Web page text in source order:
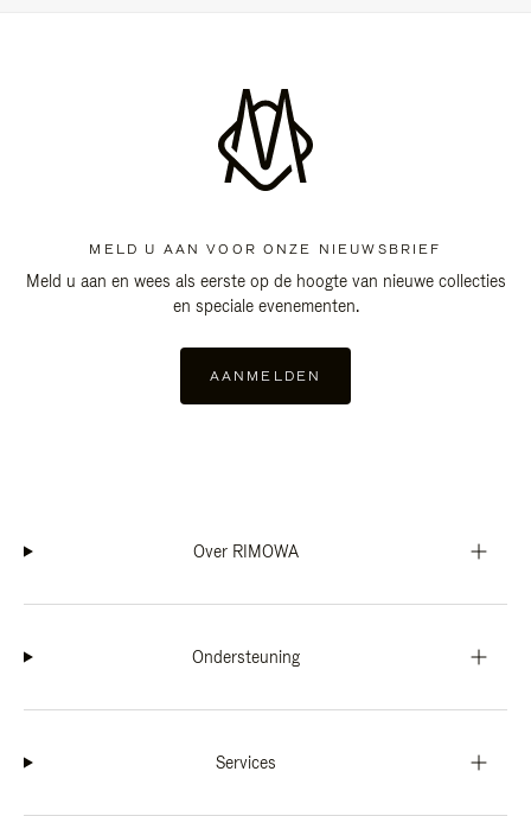
MELD U AAN VOOR ONZE NIEUWSBRIEF
Meld u aan en wees als eerste op de hoogte van nieuwe collecties
en speciale evenementen.
AANMELDEN
Over RIMOWA
Ondersteuning
Services